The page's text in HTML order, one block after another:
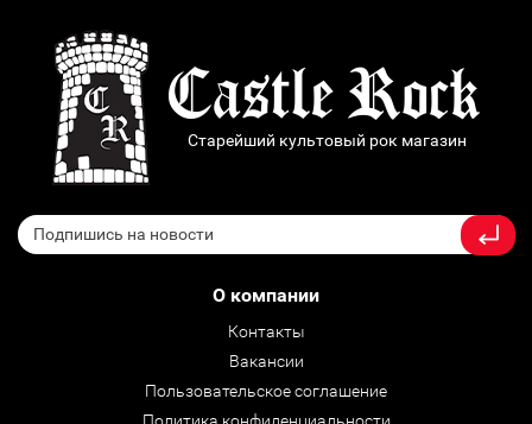
Старейший культовый рок магазин
О компании
Контакты
Вакансии
Пользовательское соглашение
Политика конфиденциальности